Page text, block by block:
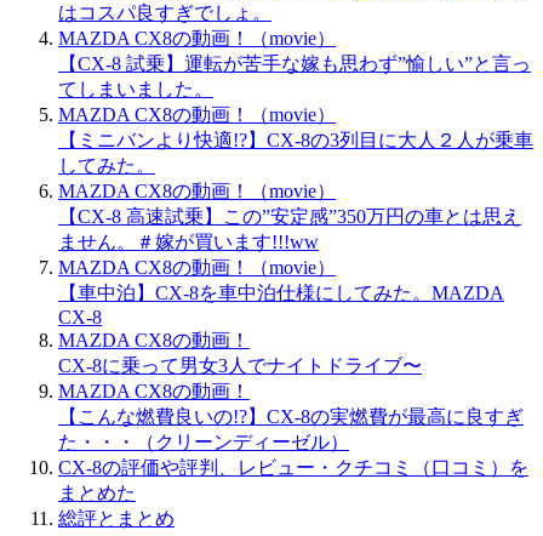
はコスパ良すぎでしょ。
MAZDA CX8の動画！（movie）
【CX-8 試乗】運転が苦手な嫁も思わず”愉しい”と言っ
てしまいました。
MAZDA CX8の動画！（movie）
【ミニバンより快適!?】CX-8の3列目に大人２人が乗車
してみた。
MAZDA CX8の動画！（movie）
【CX-8 高速試乗】この”安定感”350万円の車とは思え
ません。＃嫁が買います!!!ww
MAZDA CX8の動画！（movie）
【車中泊】CX-8を車中泊仕様にしてみた。MAZDA
CX-8
MAZDA CX8の動画！
CX-8に乗って男女3人でナイトドライブ〜
MAZDA CX8の動画！
【こんな燃費良いの!?】CX-8の実燃費が最高に良すぎ
た・・・（クリーンディーゼル）
CX-8の評価や評判、レビュー・クチコミ（口コミ）を
まとめた
総評とまとめ